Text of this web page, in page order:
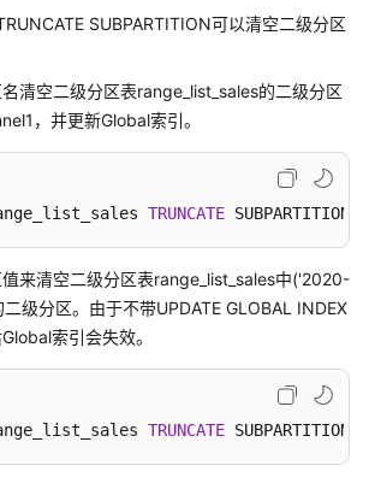
SUBPARTITION可以清空二级分区
清空二级分区表range_list_sales的二级分区
，并更新Global索引。
TRUNCATE
来清空二级分区表range_list_sales中('2020-
级分区。由于不带UPDATE GLOBAL INDEX
索引会失效。
TRUNCATE SUBPARTITION